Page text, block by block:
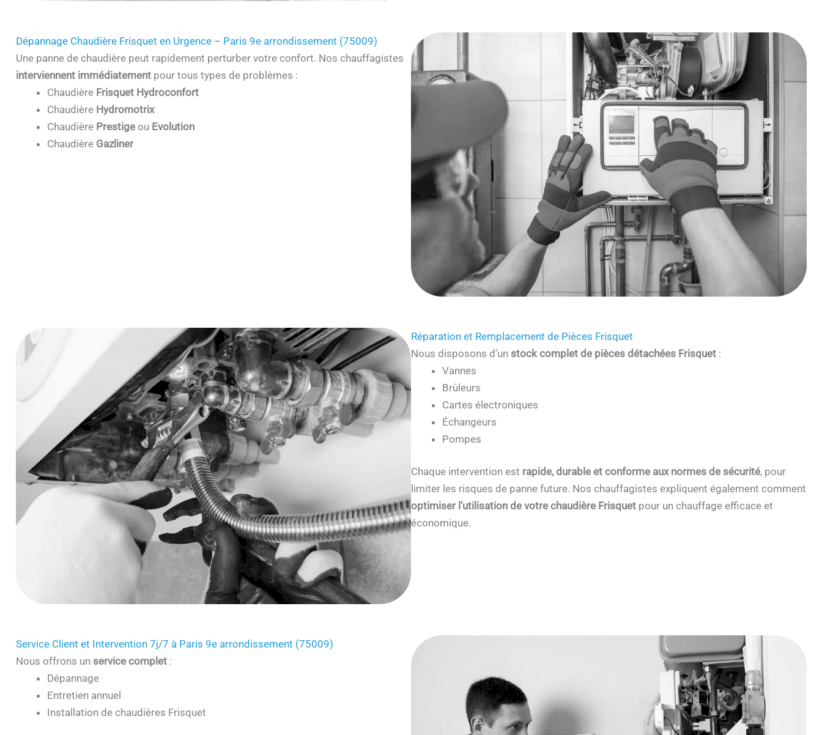
Dépannage Chaudière Frisquet en Urgence – Paris 9e arrondissement (75009)
Une panne de chaudière peut rapidement perturber votre confort. Nos chauffagistes
interviennent immédiatementpour tous types de problèmes :
Chaudière Frisquet Hydroconfort
Chaudière Hydromotrix
Chaudière Prestigeou Evolution
Chaudière Gazliner
Réparation et Remplacement de Pièces Frisquet
Nous disposons d’un stock complet de pièces détachées Frisquet :
Vannes
Brûleurs
Cartes électroniques
Échangeurs
Pompes
Chaque intervention est rapide, durable et conforme aux normes de sécurité, pour
limiter les risques de panne future. Nos chauffagistes expliquent également comment
optimiser l’utilisation de votre chaudière Frisquet pour un chauffage efficace et
économique.
Service Client et Intervention 7j/7 à Paris 9e arrondissement (75009)
Nous offrons un service complet:
Dépannage
Entretien annuel
Installation de chaudières Frisquet